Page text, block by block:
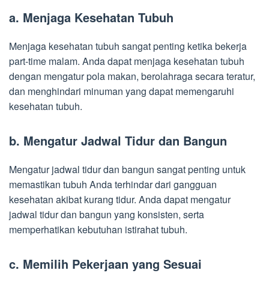
a. Menjaga Kesehatan Tubuh
Menjaga kesehatan tubuh sangat penting ketika bekerja
part-time malam. Anda dapat menjaga kesehatan tubuh
dengan mengatur pola makan, berolahraga secara teratur,
dan menghindari minuman yang dapat memengaruhi
kesehatan tubuh.
b. Mengatur Jadwal Tidur dan Bangun
Mengatur jadwal tidur dan bangun sangat penting untuk
memastikan tubuh Anda terhindar dari gangguan
kesehatan akibat kurang tidur. Anda dapat mengatur
jadwal tidur dan bangun yang konsisten, serta
memperhatikan kebutuhan istirahat tubuh.
c. Memilih Pekerjaan yang Sesuai